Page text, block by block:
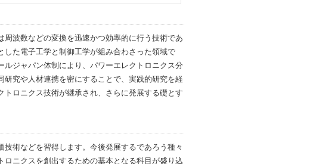
波数などの変換を迅速かつ効率的に行う技術であ
た電子工学と制御工学が組み合わさった領域で
ジャパン体制により、パワーエレクトロニクス分
究や人材連携を密にすることで、実践的研究を経
ロニクス技術が継承され、さらに発展する礎とす
術などを習得します。今後発展するであろう種々
ニクスを創出するための基本となる科目が盛り込